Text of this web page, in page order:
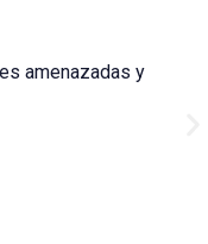
amenazadas y